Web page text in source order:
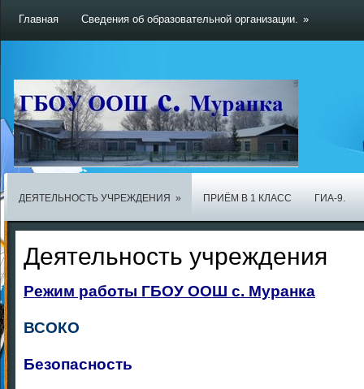
Главная Сведения об образовательной организации. »
ДЕЯТЕЛЬНОСТЬ УЧРЕЖДЕНИЯ » ПРИЁМ В 1 КЛАСС ГИА-9.
Деятельность учреждения
Режим работы ГБОУ ООШ с. Муранка
ВСОКО
Безопасность